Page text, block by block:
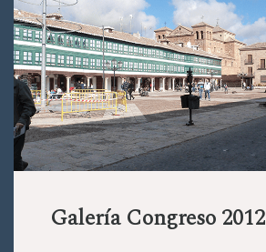
Galería Congreso 2012